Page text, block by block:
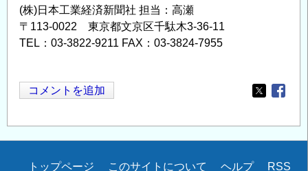
(株)日本工業経済新聞社 担当：高瀬
〒113-0022 東京都文京区千駄木3-36-11
TEL：03-3822-9211 FAX：03-3824-7955
コメントを追加
Opens in
Secondary
トップページ このサイトについて ヘルプ RSS